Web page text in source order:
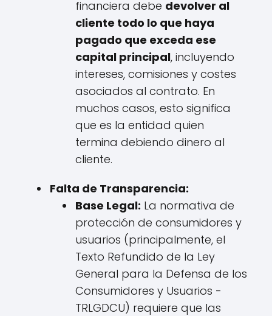
financiera debe devolver al
cliente todo lo que haya
pagado que exceda ese
capital principal, incluyendo
intereses, comisiones y costes
asociados al contrato. En
muchos casos, esto significa
que es la entidad quien
termina debiendo dinero al
cliente.
Falta de Transparencia:
Base Legal: La normativa de
protección de consumidores y
usuarios (principalmente, el
Texto Refundido de la Ley
General para la Defensa de los
Consumidores y Usuarios -
TRLGDCU) requiere que las